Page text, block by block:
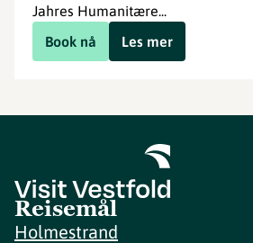
Jahres Humanitære...
Book nå
Les mer
Reisemål
Holmestrand